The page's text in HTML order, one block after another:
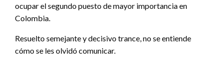
ocupar el segundo puesto de mayor importancia en
Colombia.
Resuelto semejante y decisivo trance, no se entiende
cómo se les olvidó comunicar.